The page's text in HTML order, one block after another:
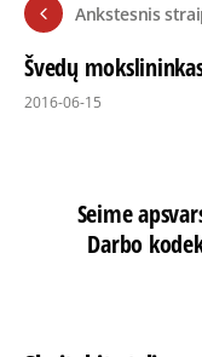
Ankstesnis
Švedų
2016-06-15
Seime
Darbo